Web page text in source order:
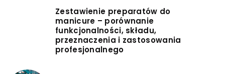
Zestawienie preparatów do
manicure – porównanie
funkcjonalności, składu,
przeznaczenia i zastosowania
profesjonalnego